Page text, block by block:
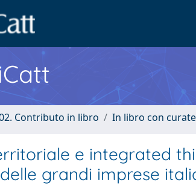
Contributo in libro In libro con
e integrated
grandi imprese